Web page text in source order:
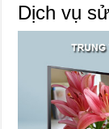
Dịch vụ